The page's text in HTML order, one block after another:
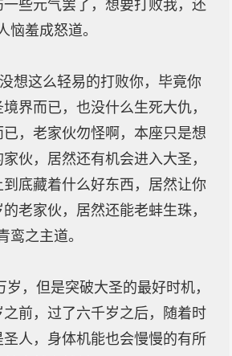
些元气罢了，想要打败我，还
恼羞成怒道。
这么轻易的打败你，毕竟你
界而已，也没什么生死大仇，
，老家伙勿怪啊，本座只是想
伙，居然还有机会进入大圣，
底藏着什么好东西，居然让你
老家伙，居然还能老蚌生珠，
鸾之主道。
但是突破大圣的最好时机，
前，过了六千岁之后，随着时
人，身体机能也会慢慢的有所